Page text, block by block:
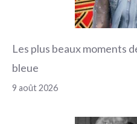
Les plus beaux moments
bleue
9 août 2026